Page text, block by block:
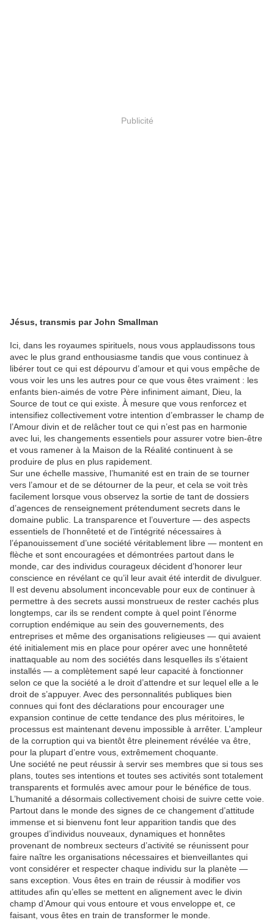
Publicité
Jésus, transmis par John Smallman
Ici, dans les royaumes spirituels, nous vous applaudissons tous
avec le plus grand enthousiasme tandis que vous continuez à
libérer tout ce qui est dépourvu d’amour et qui vous empêche de
vous voir les uns les autres pour ce que vous êtes vraiment : les
enfants bien-aimés de votre Père infiniment aimant, Dieu, la
Source de tout ce qui existe. À mesure que vous renforcez et
intensifiez collectivement votre intention d’embrasser le champ de
l’Amour divin et de relâcher tout ce qui n’est pas en harmonie
avec lui, les changements essentiels pour assurer votre bien-être
et vous ramener à la Maison de la Réalité continuent à se
produire de plus en plus rapidement.
Sur une échelle massive, l’humanité est en train de se tourner
vers l’amour et de se détourner de la peur, et cela se voit très
facilement lorsque vous observez la sortie de tant de dossiers
d’agences de renseignement prétendument secrets dans le
domaine public. La transparence et l’ouverture — des aspects
essentiels de l’honnêteté et de l’intégrité nécessaires à
l’épanouissement d’une société véritablement libre — montent en
flèche et sont encouragées et démontrées partout dans le
monde, car des individus courageux décident d’honorer leur
conscience en révélant ce qu’il leur avait été interdit de divulguer.
Il est devenu absolument inconcevable pour eux de continuer à
permettre à des secrets aussi monstrueux de rester cachés plus
longtemps, car ils se rendent compte à quel point l’énorme
corruption endémique au sein des gouvernements, des
entreprises et même des organisations religieuses — qui avaient
été initialement mis en place pour opérer avec une honnêteté
inattaquable au nom des sociétés dans lesquelles ils s’étaient
installés — a complètement sapé leur capacité à fonctionner
selon ce que la société a le droit d’attendre et sur lequel elle a le
droit de s’appuyer. Avec des personnalités publiques bien
connues qui font des déclarations pour encourager une
expansion continue de cette tendance des plus méritoires, le
processus est maintenant devenu impossible à arrêter. L’ampleur
de la corruption qui va bientôt être pleinement révélée va être,
pour la plupart d’entre vous, extrêmement choquante.
Une société ne peut réussir à servir ses membres que si tous ses
plans, toutes ses intentions et toutes ses activités sont totalement
transparents et formulés avec amour pour le bénéfice de tous.
L’humanité a désormais collectivement choisi de suivre cette voie.
Partout dans le monde des signes de ce changement d’attitude
immense et si bienvenu font leur apparition tandis que des
groupes d’individus nouveaux, dynamiques et honnêtes
provenant de nombreux secteurs d’activité se réunissent pour
faire naître les organisations nécessaires et bienveillantes qui
vont considérer et respecter chaque individu sur la planète —
sans exception. Vous êtes en train de réussir à modifier vos
attitudes afin qu’elles se mettent en alignement avec le divin
champ d’Amour qui vous entoure et vous enveloppe et, ce
faisant, vous êtes en train de transformer le monde.